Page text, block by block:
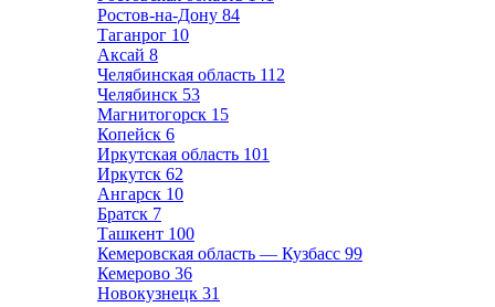
Ростов-на-Дону 84
Таганрог 10
Аксай 8
Челябинская область 112
Челябинск 53
Магнитогорск 15
Копейск 6
Иркутская область 101
Иркутск 62
Ангарск 10
Братск 7
Ташкент 100
Кемеровская область — Кузбасс 99
Кемерово 36
Новокузнецк 31